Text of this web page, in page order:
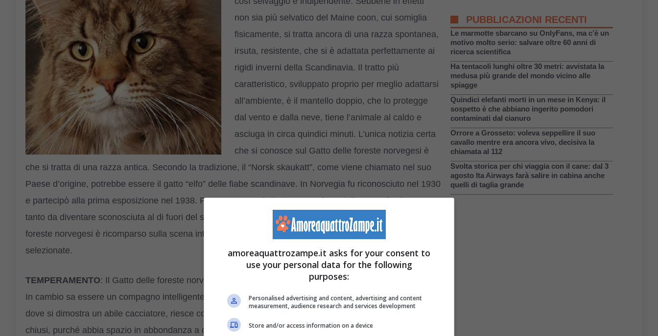
non sia più selvatico del Maine coon, cui somiglia
fisicamente, si tratta ancora di una razza spontanea,
irsuta, resistente, che si è adattata perfettamente ai
rigidi inverni della Scandinavia. Il tratto più
caratteristico, sviluppato proprio per meglio adattarsi
all’ambiente, è il mantello doppio, che lo protegge
dal vento e dalla neve, tiene l’animale al caldo e
asciuga in circa quindici minuti. L’unica notizia certa
che si conosce sul Gatto delle foreste norvegesi è
che si tratta di una razza antica. Secondo la tradizione, il “Norsk skaukatt”, come viene chiamato nel suo
Paese d’origine, potrebbe essere il gatto “elfo” delle fiabe scandinave. In Norvegia fu riconosciuto nel 1930
e partecipò alla prima esposizione nel 1938. Per un certo periodo, l’esportazione della razza fu vietata,
tanto da diventare sconosciuta al di fuori del suo Paese d’origine. Recentemente anche il Gatto delle
foreste norvegesi è ricomparso sulla scena internazionale e sono state avviate linee di sangue
selezionate.
TEMPERAMENTO: Il Gatto delle foreste norvegesi adora le persone e richiede a sua volta molto affetto.
In cambio sa essere un compagno intelligente, amichevole e giocherellone. Abituato alla vita all’aperto,
dove si dimostra un abile cacciatore, riesce comunque ad adattarsi senza troppi problemi agli ambienti
chiusi, purché abbia spazio in abbondanza a disposizione.
PUBBLICAZIONI RECENTI
Le marmotte sbarcano su OnlyFans, ma c’è un
motivo molto serio: salvare oltre 60 anni di
ricerca scientifica
Ha tentacoli lunghi oltre 30 metri: avvistata la
medusa più grande del mondo vicino alle
spiagge
Quindici elefanti morti in un mese in Kenya: il
sospetto è che abbiano ingerito pomodori
contaminati dal cianuro
Orrore a Grosseto: voleva seppellire il suo
cavallo mentre era ancora vivo, decisiva la
chiamata al 112
Svolta storica per chi viaggia con il cane: dal 3
agosto Ita Airways farà salire in cabina anche
quelli di taglia grande
amoreaquattrozampe.it asks for your consent to
use your personal data for the following
purposes:
Personalised advertising and content, advertising and content
measurement, audience research and services development
Store and/or access information on a device